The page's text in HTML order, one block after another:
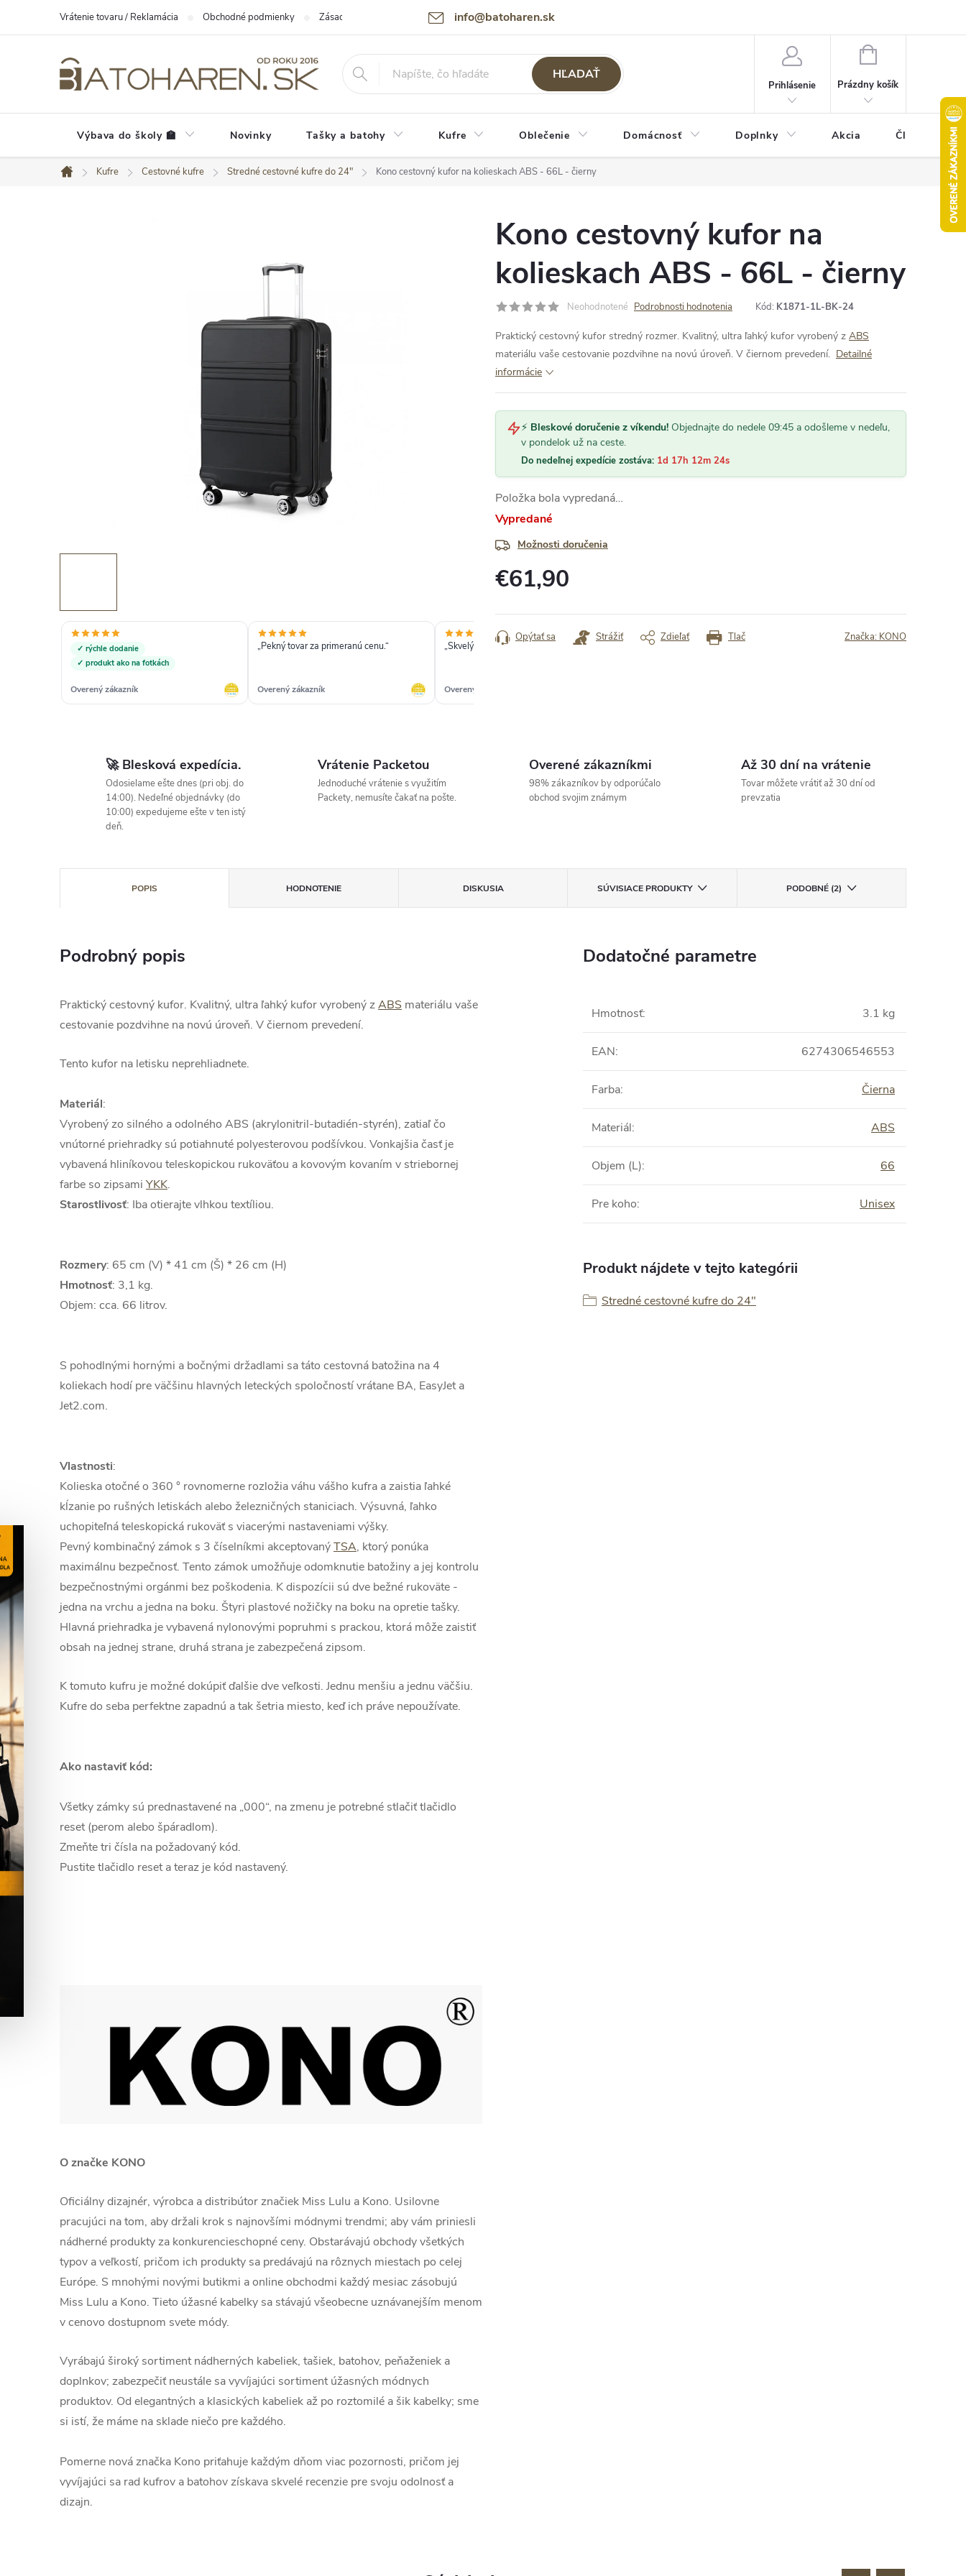
info@batoharen.sk
Vrátenie tovaru / Reklamácia Obchodné podmienky Zásady spracovania osobných údajov (GDPR) Podmienky použitia webu
HĽADAŤ
Prihlásenie
NÁKUPNÝ
Prázdny košík
Výbava do školy 🏫 Novinky Tašky a batohy Kufre Oblečenie Domácnosť Doplnky Akcia Články
Domov
Kufre Cestovné kufre Stredné cestovné kufre do 24" Kono cestovný kufor na kolieskach ABS - 66L - čierny
✓ rýchle dodanie
✓ produkt ako na fotkách
Overený zákazník
„Pekný tovar za primeranú cenu.“
Overený zákazník
„Skvelý výber,rýchle doručenie“
Overený zákazník
„Výhodná ponuka, rýchle doručenie, tovar
Kono cestovný kufor na
kolieskach ABS - 66L - čierny
Neohodnotené Podrobnosti hodnotenia Kód: K1871-1L-BK-24
Praktický cestovný kufor stredný rozmer. Kvalitný, ultra ľahký kufor vyrobený z ABS
materiálu vaše cestovanie pozdvihne na novú úroveň. V čiernom prevedení. Detailné
informácie
⚡ Bleskové doručenie z víkendu! Objednajte do nedele 09:45 a odošleme v nedeľu,
v pondelok už na ceste.
Do nedeľnej expedície zostáva: 1d 17h 12m 23s
Položka bola vypredaná…
Vypredané
Možnosti doručenia
€61,90
cena:
Tlač
Opýtať sa Strážiť Zdieľať Značka: KONO
🚀 Blesková expedícia.
Odosielame ešte dnes (pri obj. do
14:00). Nedeľné objednávky (do
10:00) expedujeme ešte v ten istý
deň.
Vrátenie Packetou
Jednoduché vrátenie s využitím
Packety, nemusíte čakať na pošte.
Overené zákazníkmi
98% zákazníkov by odporúčalo
obchod svojim známym
Až 30 dní na vrátenie
Tovar môžete vrátiť až 30 dní od
prevzatia
POPIS HODNOTENIE DISKUSIA SÚVISIACE PRODUKTY PODOBNÉ (2)
Podrobný popis
Praktický cestovný kufor. Kvalitný, ultra ľahký kufor vyrobený zABS materiálu vaše
cestovanie pozdvihne na novú úroveň. V čiernom prevedení.
Tento kufor na letisku neprehliadnete.
Materiál:
Vyrobený zo silného a odolného ABS (akrylonitril-butadién-styrén), zatiaľ čo
vnútorné priehradky sú potiahnuté polyesterovou podšívkou. Vonkajšia časť je
vybavená hliníkovou teleskopickou rukoväťou a kovovým kovaním v striebornej
farbe so zipsami YKK.
Starostlivosť: Iba otierajte vlhkou textíliou.
Rozmery: 65 cm (V) * 41 cm (Š) * 26 cm (H)
Hmotnosť: 3,1 kg.
Objem: cca. 66 litrov.
S pohodlnými hornými a bočnými držadlami sa táto cestovná batožina na 4
koliekach hodí pre väčšinu hlavných leteckých spoločností vrátane BA, EasyJet a
Jet2.com.
Vlastnosti:
Kolieska otočné o 360 ° rovnomerne rozložia váhu vášho kufra a zaistia ľahké
kĺzanie po rušných letiskách alebo železničných staniciach. Výsuvná, ľahko
uchopiteľná teleskopická rukoväť s viacerými nastaveniami výšky.
Pevný kombinačný zámok s 3 číselníkmi akceptovanýTSA, ktorý ponúka
maximálnu bezpečnosť. Tento zámok umožňuje odomknutie batožiny a jej kontrolu
bezpečnostnými orgánmi bez poškodenia. K dispozícii sú dve bežné rukoväte -
jedna na vrchu a jedna na boku. Štyri plastové nožičky na boku na opretie tašky.
Hlavná priehradka je vybavená nylonovými popruhmi s prackou, ktorá môže zaistiť
obsah na jednej strane, druhá strana je zabezpečená zipsom.
K tomuto kufru je možné dokúpiť ďalšie dve veľkosti. Jednu menšiu a jednu väčšiu.
Kufre do seba perfektne zapadnú a tak šetria miesto, keď ich práve nepoužívate.
Ako nastaviť kód:
Všetky zámky sú prednastavené na „000“, na zmenu je potrebné stlačiť tlačidlo
reset (perom alebo špáradlom).
Zmeňte tri čísla na požadovaný kód.
Pustite tlačidlo reset a teraz je kód nastavený.
O značke KONO
Oficiálny dizajnér, výrobca a distribútor značiek Miss Lulu a Kono. Usilovne
pracujúci na tom, aby držali krok s najnovšími módnymi trendmi; aby vám priniesli
nádherné produkty za konkurencieschopné ceny. Obstarávajú obchody všetkých
typov a veľkostí, pričom ich produkty sa predávajú na rôznych miestach po celej
Európe. S mnohými novými butikmi a online obchodmi každý mesiac zásobujú
Miss Lulu a Kono. Tieto úžasné kabelky sa stávajú všeobecne uznávanejším menom
v cenovo dostupnom svete módy.
Vyrábajú široký sortiment nádherných kabeliek, tašiek, batohov, peňaženiek a
doplnkov; zabezpečiť neustále sa vyvíjajúci sortiment úžasných módnych
produktov. Od elegantných a klasických kabeliek až po roztomilé a šik kabelky; sme
si istí, že máme na sklade niečo pre každého.
Pomerne nová značka Kono priťahuje každým dňom viac pozornosti, pričom jej
vyvíjajúci sa rad kufrov a batohov získava skvelé recenzie pre svoju odolnosť a
dizajn.
Dodatočné parametre
Hmotnosť: 3.1 kg
EAN: 6274306546553
Farba: Čierna
Materiál: ABS
Objem (L): 66
Pre koho: Unisex
Produkt nájdete v tejto kategórii
Stredné cestovné kufre do 24"